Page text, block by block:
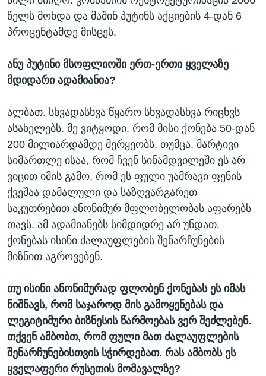
წელს მოხდა და მაშინ პუტინს აქციების 4-დან 6
პროცენტამდე მისცეს.
ანუ პუტინი მსოფლიოში ერთ-ერთი ყველაზე
მდიდარი ადამიანია?
ალბათ. სხვადასხვა წყარო სხვადასხვა რიცხვს
ასახელებს. მე ვიტყოდი, რომ მისი ქონება 50-დან
200 მილიარდამდე მერყეობს. თუმცა, მარტივი
სიმართლე ისაა, რომ ჩვენ სინამდვილეში ეს არ
ვიცით იმის გამო, რომ ეს ფული უამრავი ფენის
ქვეშაა დამალული და საზღვარგარეთ
საკუთრებით ანონიმურ მფლობელობას აფარებს
თავს. ამ ადამიანებს სიმდიდრე არ უნდათ.
ქონებას ისინი ძალაუფლების შენარჩუნების
მიზნით აგროვებენ.
თუ ისინი ანონიმურად ფლობენ ქონებას ეს იმას
ნიშნავს, რომ საჯაროდ მის გამოყენებას და
ლეგიტიმური ბიზნესის წარმოებას ვერ შეძლებენ.
თქვენ ამბობთ, რომ ფული მათ ძალაუფლების
შენარჩუნებისთვის სჭირდებათ. რას ამბობს ეს
ყველაფერი რუსეთის მომავალზე?